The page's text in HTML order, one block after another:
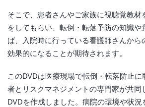
そこで、患者さんやご家族に視聴覚教材
をしてもらい、転倒・転落予防の知識や
ば、入院時に行っている看護師さんから
効果的になることが期待されます。
このDVDは医療現場で転倒・転落防止
者とリスクマネジメントの専門家が共同
DVDを作成しました。病院の環境や状